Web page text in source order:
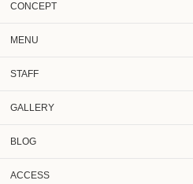
CONCEPT
MENU
STAFF
GALLERY
BLOG
ACCESS